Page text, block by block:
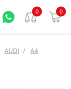
0 0
AUDI A4